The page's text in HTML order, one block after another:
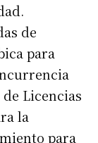
de
para
Licencias
la
para